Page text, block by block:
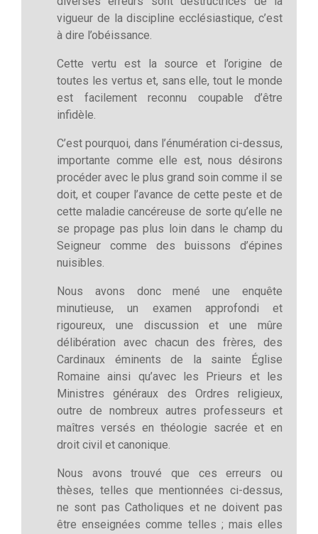
vigueur de la discipline ecclésiastique, c’est
à dire l’obéissance.
Cette vertu est la source et l’origine de
toutes les vertus et, sans elle, tout le monde
est facilement reconnu coupable d’être
infidèle.
C’est pourquoi, dans l’énumération ci-dessus,
importante comme elle est, nous désirons
procéder avec le plus grand soin comme il se
doit, et couper l’avance de cette peste et de
cette maladie cancéreuse de sorte qu’elle ne
se propage pas plus loin dans le champ du
Seigneur comme des buissons d’épines
nuisibles.
Nous avons donc mené une enquête
minutieuse, un examen approfondi et
rigoureux, une discussion et une mûre
délibération avec chacun des frères, des
Cardinaux éminents de la sainte Église
Romaine ainsi qu’avec les Prieurs et les
Ministres généraux des Ordres religieux,
outre de nombreux autres professeurs et
maîtres versés en théologie sacrée et en
droit civil et canonique.
Nous avons trouvé que ces erreurs ou
thèses, telles que mentionnées ci-dessus,
ne sont pas Catholiques et ne doivent pas
être enseignées comme telles ; mais elles